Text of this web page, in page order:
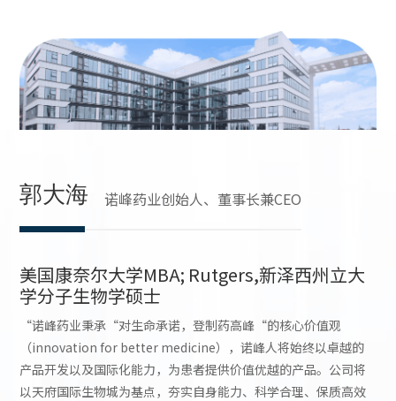
郭大海 诺峰药业创始人、董事长兼CEO
美国康奈尔大学MBA; Rutgers,新泽西州立大
学分子生物学硕士
“诺峰药业秉承“对生命承诺，登制药高峰“的核心价值观
（innovation for better medicine），诺峰人将始终以卓越的
产品开发以及国际化能力，为患者提供价值优越的产品。公司将
以天府国际生物城为基点，夯实自身能力、科学合理、保质高效